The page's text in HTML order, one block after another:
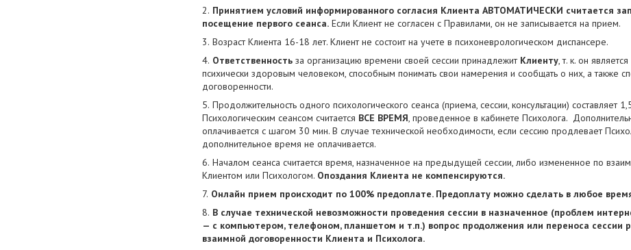
Принятием условий информированного согласия Клиента АВТОМАТИЧЕСКИ считается
посещение первого сеанса. Если Клиент не согласен с Правилами, он не записывается на прием.
Возраст Клиента 16-18 лет. Клиент не состоит на учете в психоневрологическом диспансере.
Ответственность за организацию времени своей сессии принадлежит Клиенту, т. к. он
психически здоровым человеком, способным понимать свои намерения и сообщать о них, а также
договоренности.
Продолжительность одного психологического сеанса (приема, сессии, консультации) составляет
Психологическим сеансом считается ВСЕ ВРЕМЯ, проведенное в кабинете Психолога.
оплачивается с шагом 30 мин. В случае технической необходимости, если сессию продлевает
дополнительное время не оплачивается.
Началом сеанса считается время, назначенное на предыдущей сессии, либо измененное по
Клиентом или Психологом. Опоздания Клиента не компенсируются.
Онлайн прием происходит по 100% предоплате. Предоплату можно сделать в любое
В случае технической невозможности проведения сессии в назначенное (проблем
— с компьютером, телефоном, планшетом и т.п.) вопрос продолжения или переноса сессии
взаимной договоренности Клиента и Психолога.